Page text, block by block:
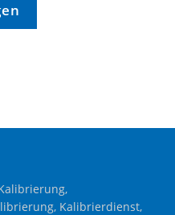
Kalibrierdienst,